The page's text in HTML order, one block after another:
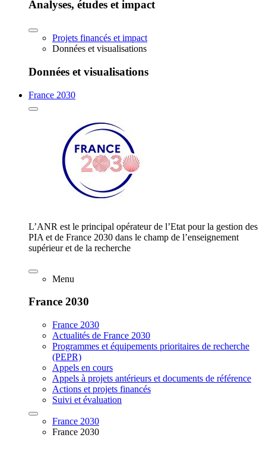
Analyses, études et impact
Projets financés et impact
Données et visualisations
Données et visualisations
France 2030
L’ANR est le principal opérateur de l’Etat pour la gestion des
PIA et de France 2030 dans le champ de l’enseignement
supérieur et de la recherche
Menu
France 2030
France 2030
Actualités de France 2030
Programmes et équipements prioritaires de recherche
(PEPR)
Appels en cours
Appels à projets antérieurs et documents de référence
Actions et projets financés
Suivi et évaluation
France 2030
France 2030